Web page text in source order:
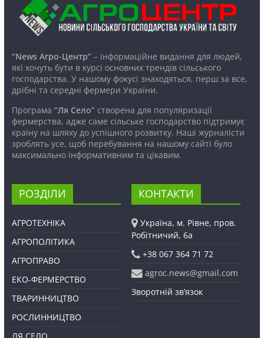
“News Агро-Центр”– інформаційне видання для людей,
які хочуть бути в курсі основних трендів сільського
господарства. У нашому фокусі знаходяться, перш за все,
дрібні та середні фермери України.
Програма “Ля Село”створена для популяризації
фермерства, адже саме сільське господарство підтримує
країну на шляху до успішного розвитку. Наші журналісти
зроблять усе, щоб перебування на нашому сайті було
максимально інформативним та цікавим.
РОЗДІЛИ
АГРОТЕХНІКА
АГРОПОЛІТИКА
АГРОПРАВО
ЕКО-ФЕРМЕРСТВО
ТВАРИННИЦТВО
РОСЛИННИЦТВО
КОНТАКТИ
Україна, м. Рівне, пров.
Робітничий, 6а
+38 067 364 71 72
agroc.news@gmail.com
Зворотній зв’язок